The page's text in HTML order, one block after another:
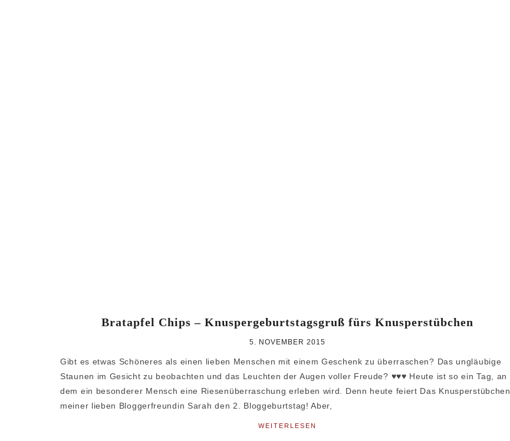
Bratapfel Chips – Knuspergeburtstagsgruß fürs Knusperstübchen
5. NOVEMBER 2015
Gibt es etwas Schöneres als einen lieben Menschen mit einem Geschenk zu überraschen? Das ungläubige
Staunen im Gesicht zu beobachten und das Leuchten der Augen voller Freude? ♥♥♥ Heute ist so ein Tag, an
dem ein besonderer Mensch eine Riesenüberraschung erleben wird. Denn heute feiert Das Knusperstübchen
meiner lieben Bloggerfreundin Sarah den 2. Bloggeburtstag! Aber,
WEITERLESEN